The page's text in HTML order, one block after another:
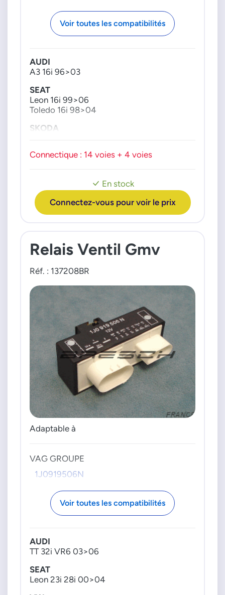
Voir toutes les compatibilités
En stock
Connectez-vous pour voir le prix
AUDI
A3 16i 96>03
SEAT
Leon 16i 99>06
Toledo 16i 98>04
SKODA
VW
Connectique : 14 voies + 4 voies
Relais Ventil Gmv
Réf. : 137208BR
Adaptable à
VAG GROUPE
1J0919506N
Voir toutes les compatibilités
AUDI
TT 32i VR6 03>06
SEAT
Leon 23i 28i 00>04